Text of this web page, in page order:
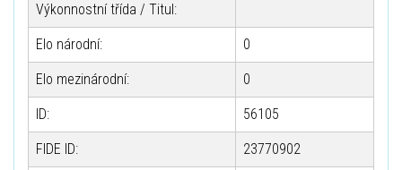
Výkonnostní třída / Titul:
Elo národní: 0
Elo mezinárodní: 0
ID: 56105
FIDE ID: 23770902